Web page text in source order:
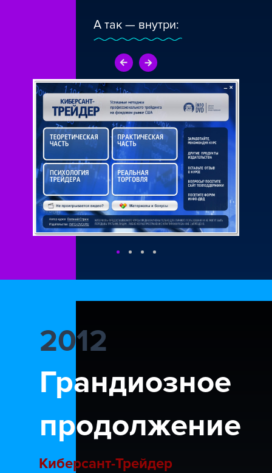
А так — внутри:
Грандиозное
продолжение
Киберсант-Трейдер
2012